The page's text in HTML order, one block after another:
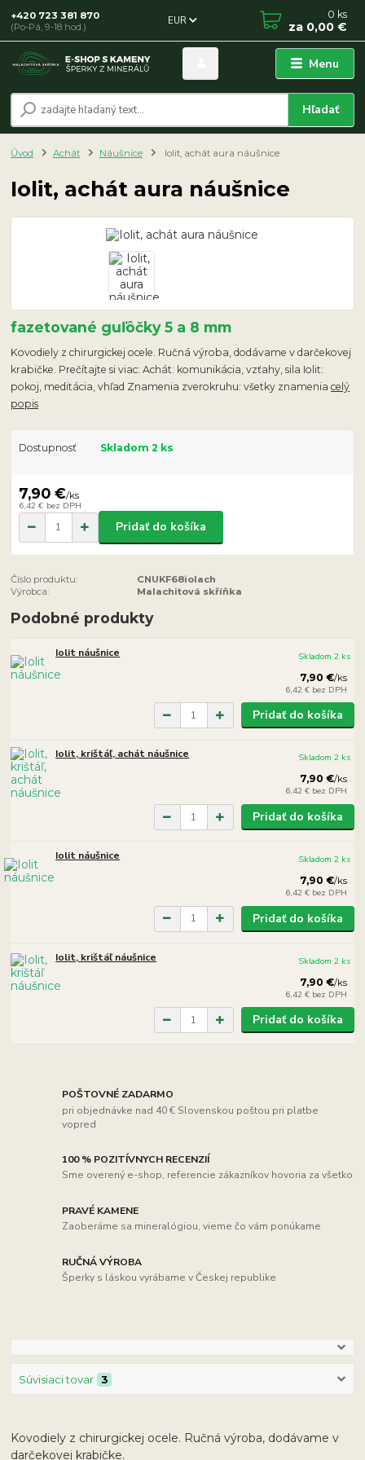
Menu
EUR
Hľadať
+420 723 381 870
(Po-Pá, 9-18 hod.)
0 ks
za 0,00 €
Úvod Achát Náušnice Iolit, achát aura náušnice
Iolit, achát aura náušnice
fazetované guľôčky 5 a 8 mm
Kovodiely z chirurgickej ocele. Ručná výroba, dodávame v darčekovej
krabičke. Prečítajte si viac: Achát: komunikácia, vzťahy, sila Iolit:
pokoj, meditácia, vhľad Znamenia zverokruhu: všetky znameniacelý
popis
Dostupnosť Skladom 2 ks
7,90 €/ks
6,42 € bez DPH
Pridať do košíka
Číslo produktu:
CNUKF68iolach
Výrobca:
Malachitová skříňka
Podobné produkty
Iolit náušnice
7,90 €/ks
6,42 € bez DPH
Skladom 2 ks
Pridať do košíka
Iolit, krištáľ, achát náušnice
7,90 €/ks
6,42 € bez DPH
Skladom 2 ks
Pridať do košíka
Iolit náušnice
7,90 €/ks
6,42 € bez DPH
Skladom 2 ks
Pridať do košíka
Iolit, krištáľ náušnice
7,90 €/ks
6,42 € bez DPH
Skladom 2 ks
Pridať do košíka
POŠTOVNÉ ZADARMO
pri objednávke nad 40 € Slovenskou poštou pri platbe
vopred
100 % POZITÍVNYCH RECENZIÍ
Sme overený e-shop, referencie zákazníkov hovoria za všetko
PRAVÉ KAMENE
Zaoberáme sa mineralógiou, vieme čo vám ponúkame
RUČNÁ VÝROBA
Šperky s láskou vyrábame v Českej republike
Súvisiaci tovar 3
Kovodiely z chirurgickej ocele. Ručná výroba, dodávame v
darčekovej krabičke.